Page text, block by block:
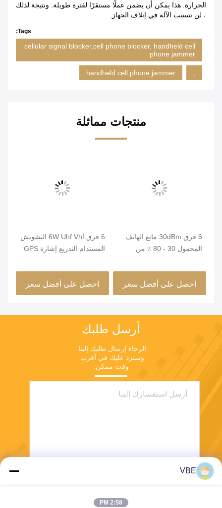
الحرارة. هذا يمكن أن يضمن عملًا مستقرًا لفترة طويلة. ونتيجة لذلك
، لن تتسبب الآلة في إتلاف الجهاز.
Tags:
cellular signal blocker,cell phone blocker, handheld cell
phone jammer
,
handheld cell phone jammer
منتجات مماثلة
6 فرق 30dBm مانع الهاتف
المحمول 30 - 80 ٪ من
احصل على أفضل سعر
6 فرق 6W Uhf Vhf التشويش
المستدام التدريع إشارة GPS
احصل على أفضل سعر
أرسل طلبك
وقت ممكن.
VBE
2:58 PM